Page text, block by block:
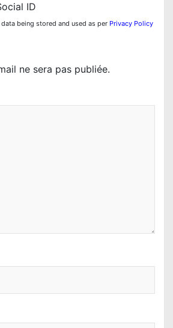
ID
being stored and used as per Privacy Policy
ne sera pas publiée.